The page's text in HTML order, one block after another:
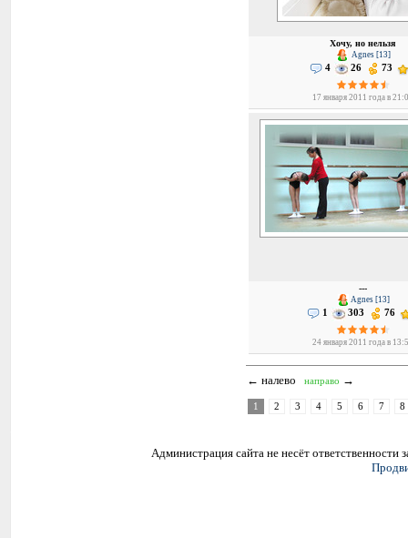
Хочу, но нельзя
Agnes [13]
4 26 73
17 января 2011 года в
---
Agnes [13]
1 303 76
24 января 2011 года в
← налево направо →
1 2 3 4 5 6 7 8
Администрация сайта не несёт ответственности